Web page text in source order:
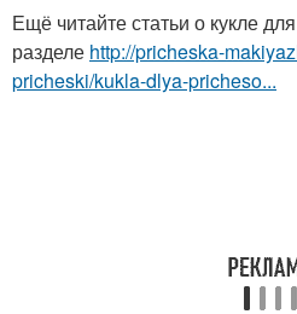
Ещё читайте статьи о кукле
разделе http://pricheska-
pricheski/kukla-dlya-pricheso...